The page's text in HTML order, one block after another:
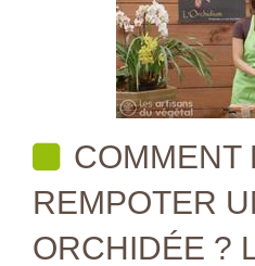
COMMENT
REMPOTER
ORCHIDÉE ?